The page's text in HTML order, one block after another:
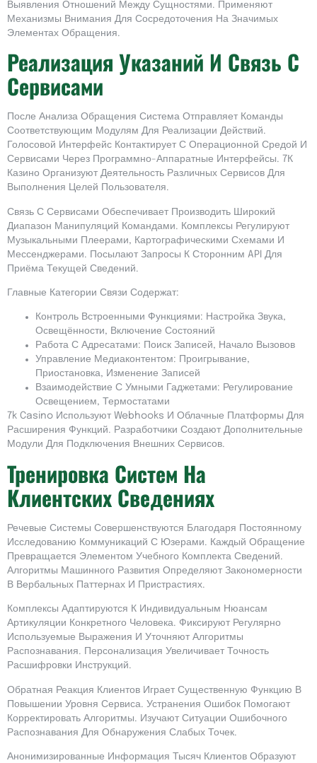
Выявления Отношений Между Сущностями. Применяют
Механизмы Внимания Для Сосредоточения На Значимых
Элементах Обращения.
Реализация Указаний И Связь С
Сервисами
После Анализа Обращения Система Отправляет Команды
Соответствующим Модулям Для Реализации Действий.
Голосовой Интерфейс Контактирует С Операционной Средой И
Сервисами Через Программно-Аппаратные Интерфейсы. 7К
Казино Организуют Деятельность Различных Сервисов Для
Выполнения Целей Пользователя.
Связь С Сервисами Обеспечивает Производить Широкий
Диапазон Манипуляций Командами. Комплексы Регулируют
Музыкальными Плеерами, Картографическими Схемами И
Мессенджерами. Посылают Запросы К Сторонним API Для
Приёма Текущей Сведений.
Главные Категории Связи Содержат:
Контроль Встроенными Функциями: Настройка Звука,
Освещённости, Включение Состояний
Работа С Адресатами: Поиск Записей, Начало Вызовов
Управление Медиаконтентом: Проигрывание,
Приостановка, Изменение Записей
Взаимодействие С Умными Гаджетами: Регулирование
Освещением, Термостатами
7k Casino Используют Webhooks И Облачные Платформы Для
Расширения Функций. Разработчики Создают Дополнительные
Модули Для Подключения Внешних Сервисов.
Тренировка Систем На
Клиентских Сведениях
Речевые Системы Совершенствуются Благодаря Постоянному
Исследованию Коммуникаций С Юзерами. Каждый Обращение
Превращается Элементом Учебного Комплекта Сведений.
Алгоритмы Машинного Развития Определяют Закономерности
В Вербальных Паттернах И Пристрастиях.
Комплексы Адаптируются К Индивидуальным Нюансам
Артикуляции Конкретного Человека. Фиксируют Регулярно
Используемые Выражения И Уточняют Алгоритмы
Распознавания. Персонализация Увеличивает Точность
Расшифровки Инструкций.
Обратная Реакция Клиентов Играет Существенную Функцию В
Повышении Уровня Сервиса. Устранения Ошибок Помогают
Корректировать Алгоритмы. Изучают Ситуации Ошибочного
Распознавания Для Обнаружения Слабых Точек.
Анонимизированные Информация Тысяч Клиентов Образуют